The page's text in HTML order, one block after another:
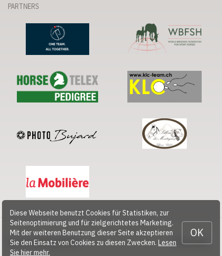
Diese Webseite benutzt Cookies für Statistiken, zur
Seitenoptimierung und für zielgerichtetes Marketing.
Mit der weiteren Benutzung dieser Seite akzeptieren
Sie den Einsatz von Cookies zu diesen Zwecken. Lesen
Sie hier mehr.
OK
PARTNERS
© 2026 CHEVAL SUISSE Kontakt